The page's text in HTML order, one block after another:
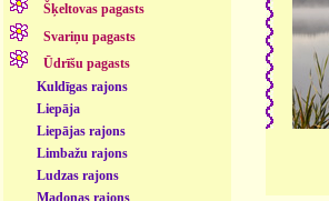
Šķeltovas pagasts
Svariņu pagasts
Ūdrīšu pagasts
Kuldīgas rajons
Liepāja
Liepājas rajons
Limbažu rajons
Ludzas rajons
Madonas rajons